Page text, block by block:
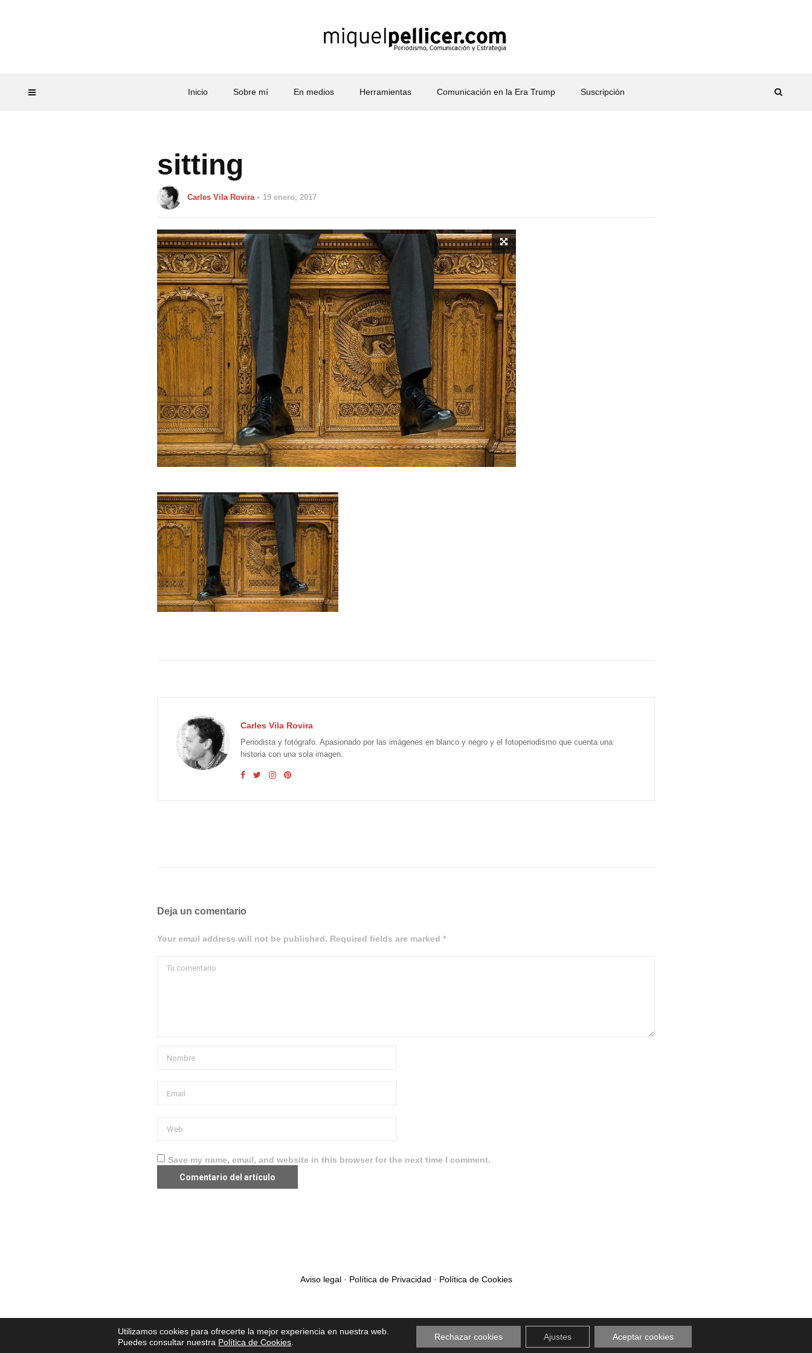
Inicio Sobre mí En medios Herramientas Comunicación en la Era Trump Suscripción
sitting
Carles Vila Rovira 19 enero, 2017
Carles Vila Rovira
Periodista y fotógrafo. Apasionado por las imágenes en blanco y negro y el fotoperiodismo que cuenta una
historia con una sola imagen.
Deja un comentario
Your email address will not be published. Required fields are marked *
Save my name, email, and website in this browser for the next time I comment.
Aviso legal· Política de Privacidad · Política de Cookies
Utilizamos cookies para ofrecerte la mejor experiencia en nuestra web.
Puedes consultar nuestra Política de Cookies
Aceptar cookies
Rechazar cookies Ajustes